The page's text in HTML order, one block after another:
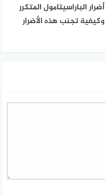
أضرار الباراسيتامول المتكرر
وكيفية تجنب هذه الأضرار